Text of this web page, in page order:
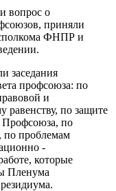
вопрос о
приняли
ФНПР и
заседания
профсоюза: по
и
равенству, по защите
Профсоюза, по
по проблемам
-
которые
Пленума